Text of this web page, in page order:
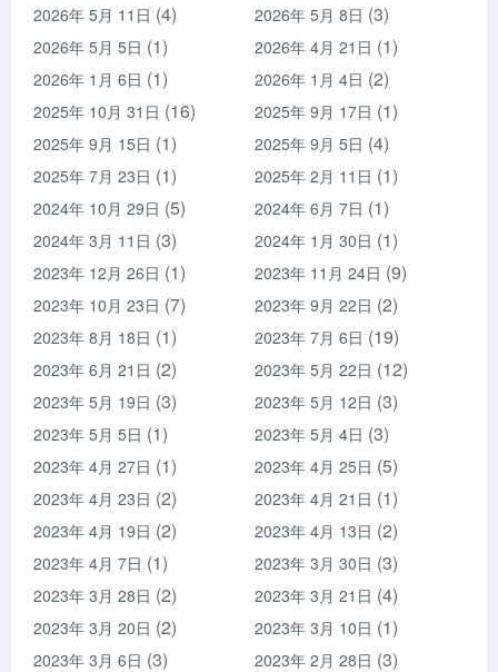
2026年 5月 11日 (4) 2026年 5月 8日 (3)
2026年 5月 5日 (1) 2026年 4月 21日 (1)
2026年 1月 6日 (1) 2026年 1月 4日 (2)
2025年 10月 31日 (16) 2025年 9月 17日 (1)
2025年 9月 15日 (1) 2025年 9月 5日 (4)
2025年 7月 23日 (1) 2025年 2月 11日 (1)
2024年 10月 29日 (5) 2024年 6月 7日 (1)
2024年 3月 11日 (3) 2024年 1月 30日 (1)
2023年 12月 26日 (1) 2023年 11月 24日 (9)
2023年 10月 23日 (7) 2023年 9月 22日 (2)
2023年 8月 18日 (1) 2023年 7月 6日 (19)
2023年 6月 21日 (2) 2023年 5月 22日 (12)
2023年 5月 19日 (3) 2023年 5月 12日 (3)
2023年 5月 5日 (1) 2023年 5月 4日 (3)
2023年 4月 27日 (1) 2023年 4月 25日 (5)
2023年 4月 23日 (2) 2023年 4月 21日 (1)
2023年 4月 19日 (2) 2023年 4月 13日 (2)
2023年 4月 7日 (1) 2023年 3月 30日 (3)
2023年 3月 28日 (2) 2023年 3月 21日 (4)
2023年 3月 20日 (2) 2023年 3月 10日 (1)
2023年 3月 6日 (3) 2023年 2月 28日 (3)